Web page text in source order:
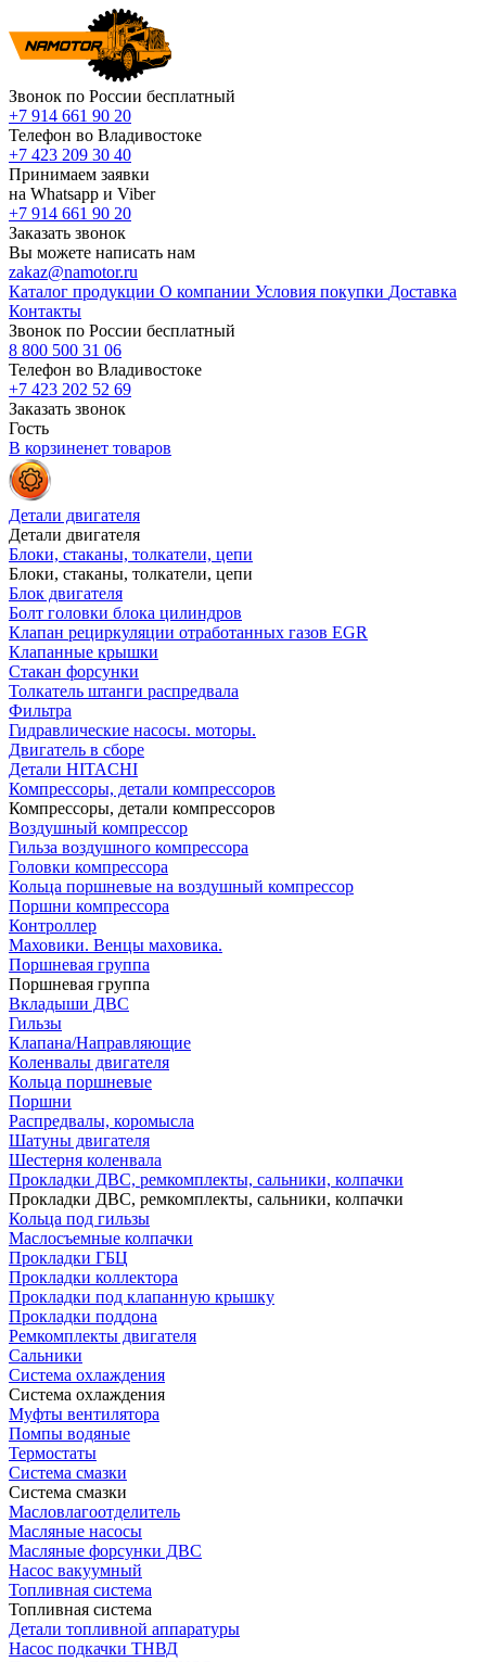
Звонок по России бесплатный
+7 914 661 90 20
Телефон во Владивостоке
+7 423 209 30 40
Принимаем заявки
на Whatsapp и Viber
+7 914 661 90 20
Заказать звонок
Вы можете написать нам
zakaz@namotor.ru
Каталог продукции О компании Условия покупки Доставка
Контакты
Звонок по России бесплатный
8 800 500 31 06
Телефон во Владивостоке
+7 423 202 52 69
Заказать звонок
Гость
В корзиненет товаров
Детали двигателя
Детали двигателя
Блоки, стаканы, толкатели, цепи
Блоки, стаканы, толкатели, цепи
Блок двигателя
Болт головки блока цилиндров
Клапан рециркуляции отработанных газов EGR
Клапанные крышки
Стакан форсунки
Толкатель штанги распредвала
Фильтра
Гидравлические насосы. моторы.
Двигатель в сборе
Детали HITACHI
Компрессоры, детали компрессоров
Компрессоры, детали компрессоров
Воздушный компрессор
Гильза воздушного компрессора
Головки компрессора
Кольца поршневые на воздушный компрессор
Поршни компрессора
Контроллер
Маховики. Венцы маховика.
Поршневая группа
Поршневая группа
Вкладыши ДВС
Гильзы
Клапана/Направляющие
Коленвалы двигателя
Кольца поршневые
Поршни
Распредвалы, коромысла
Шатуны двигателя
Шестерня коленвала
Прокладки ДВС, ремкомплекты, сальники, колпачки
Прокладки ДВС, ремкомплекты, сальники, колпачки
Кольца под гильзы
Маслосъемные колпачки
Прокладки ГБЦ
Прокладки коллектора
Прокладки под клапанную крышку
Прокладки поддона
Ремкомплекты двигателя
Сальники
Система охлаждения
Система охлаждения
Муфты вентилятора
Помпы водяные
Термостаты
Система смазки
Система смазки
Масловлагоотделитель
Масляные насосы
Масляные форсунки ДВС
Насос вакуумный
Топливная система
Топливная система
Детали топливной аппаратуры
Насос подкачки ТНВД